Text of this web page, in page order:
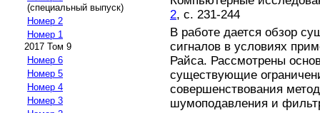
(специальный выпуск)
Номер 2
Номер 1
2017 Том 9
Номер 6
Номер 5
Номер 4
Номер 3
2, с. 231-244
В работе дается обзор
сигналов в условиях
Райса. Рассмотрены
существующие
совершенствования
шумоподавления и